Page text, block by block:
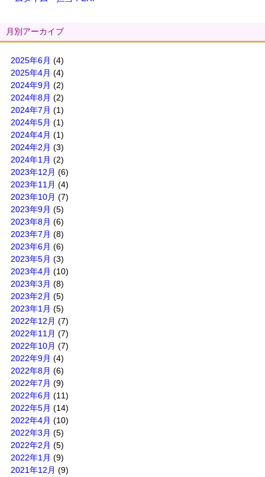
月別アーカイブ
2025年6月 (4)
2025年4月 (4)
2024年9月 (2)
2024年8月 (2)
2024年7月 (1)
2024年5月 (1)
2024年4月 (1)
2024年2月 (3)
2024年1月 (2)
2023年12月 (6)
2023年11月 (4)
2023年10月 (7)
2023年9月 (5)
2023年8月 (6)
2023年7月 (8)
2023年6月 (6)
2023年5月 (3)
2023年4月 (10)
2023年3月 (8)
2023年2月 (5)
2023年1月 (5)
2022年12月 (7)
2022年11月 (7)
2022年10月 (7)
2022年9月 (4)
2022年8月 (6)
2022年7月 (9)
2022年6月 (11)
2022年5月 (14)
2022年4月 (10)
2022年3月 (5)
2022年2月 (5)
2022年1月 (9)
2021年12月 (9)